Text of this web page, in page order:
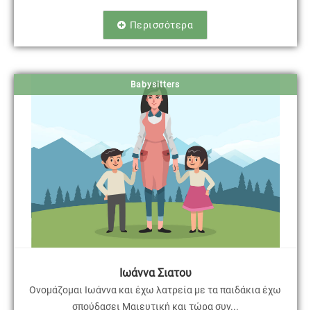
Περισσότερα
Babysitters
Ιωάννα Σιατου
Oνομάζομαι Ιωάννα και έχω λατρεία με τα παιδάκια έχω
σπούδασει Μαιευτική και τώρα συν...